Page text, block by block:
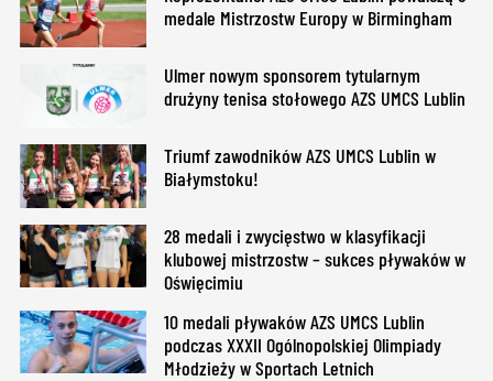
medale Mistrzostw Europy w Birmingham
Ulmer nowym sponsorem tytularnym
drużyny tenisa stołowego AZS UMCS Lublin
Triumf zawodników AZS UMCS Lublin w
Białymstoku!
28 medali i zwycięstwo w klasyfikacji
klubowej mistrzostw – sukces pływaków w
Oświęcimiu
10 medali pływaków AZS UMCS Lublin
podczas XXXII Ogólnopolskiej Olimpiady
Młodzieży w Sportach Letnich